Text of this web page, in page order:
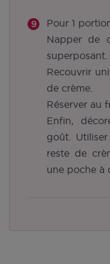
Pour 1
Napper de
superposant.
Recouvrir
de crème.
Réserver au
Enfin,
goût.
reste de
une poche à